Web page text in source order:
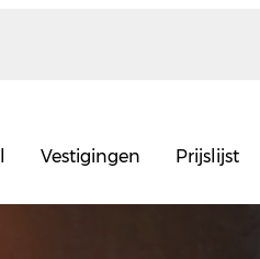
Vestigingen Prijslijst